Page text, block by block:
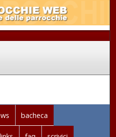
bacheca